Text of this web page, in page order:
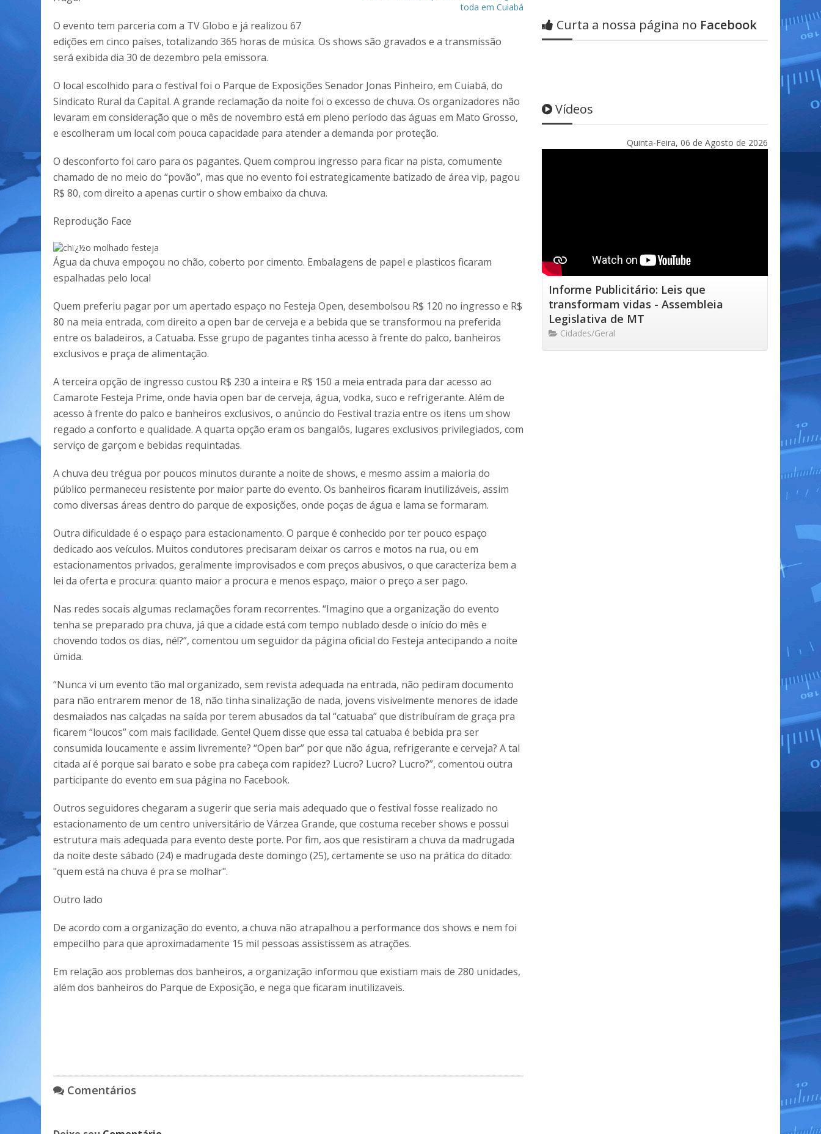
toda em Cuiabá
O evento tem parceria com a TV Globo e já realizou 67
edições em cinco países, totalizando 365 horas de música. Os shows são gravados e a transmissão
será exibida dia 30 de dezembro pela emissora.
O local escolhido para o festival foi o Parque de Exposições Senador Jonas Pinheiro, em Cuiabá, do
Sindicato Rural da Capital. A grande reclamação da noite foi o excesso de chuva. Os organizadores não
levaram em consideração que o mês de novembro está em pleno período das águas em Mato Grosso,
e escolheram um local com pouca capacidade para atender a demanda por proteção.
O desconforto foi caro para os pagantes. Quem comprou ingresso para ficar na pista, comumente
chamado de no meio do “povão”, mas que no evento foi estrategicamente batizado de área vip, pagou
R$ 80, com direito a apenas curtir o show embaixo da chuva.
Reprodução Face
Água da chuva empoçou no chão, coberto por cimento. Embalagens de papel e plasticos ficaram
espalhadas pelo local
Quem preferiu pagar por um apertado espaço no Festeja Open, desembolsou R$ 120 no ingresso e R$
80 na meia entrada, com direito a open bar de cerveja e a bebida que se transformou na preferida
entre os baladeiros, a Catuaba. Esse grupo de pagantes tinha acesso à frente do palco, banheiros
exclusivos e praça de alimentação.
A terceira opção de ingresso custou R$ 230 a inteira e R$ 150 a meia entrada para dar acesso ao
Camarote Festeja Prime, onde havia open bar de cerveja, água, vodka, suco e refrigerante. Além de
acesso à frente do palco e banheiros exclusivos, o anúncio do Festival trazia entre os itens um show
regado a conforto e qualidade. A quarta opção eram os bangalôs, lugares exclusivos privilegiados, com
serviço de garçom e bebidas requintadas.
A chuva deu trégua por poucos minutos durante a noite de shows, e mesmo assim a maioria do
público permaneceu resistente por maior parte do evento. Os banheiros ficaram inutilizáveis, assim
como diversas áreas dentro do parque de exposições, onde poças de água e lama se formaram.
Outra dificuldade é o espaço para estacionamento. O parque é conhecido por ter pouco espaço
dedicado aos veículos. Muitos condutores precisaram deixar os carros e motos na rua, ou em
estacionamentos privados, geralmente improvisados e com preços abusivos, o que caracteriza bem a
lei da oferta e procura: quanto maior a procura e menos espaço, maior o preço a ser pago.
Nas redes socais algumas reclamações foram recorrentes. “Imagino que a organização do evento
tenha se preparado pra chuva, já que a cidade está com tempo nublado desde o início do mês e
chovendo todos os dias, né!?”, comentou um seguidor da página oficial do Festeja antecipando a noite
úmida.
“Nunca vi um evento tão mal organizado, sem revista adequada na entrada, não pediram documento
para não entrarem menor de 18, não tinha sinalização de nada, jovens visivelmente menores de idade
desmaiados nas calçadas na saída por terem abusados da tal “catuaba” que distribuíram de graça pra
ficarem “loucos” com mais facilidade. Gente! Quem disse que essa tal catuaba é bebida pra ser
consumida loucamente e assim livremente? “Open bar” por que não água, refrigerante e cerveja? A tal
citada aí é porque sai barato e sobe pra cabeça com rapidez? Lucro? Lucro? Lucro?”, comentou outra
participante do evento em sua página no Facebook.
Outros seguidores chegaram a sugerir que seria mais adequado que o festival fosse realizado no
estacionamento de um centro universitário de Várzea Grande, que costuma receber shows e possui
estrutura mais adequada para evento deste porte. Por fim, aos que resistiram a chuva da madrugada
da noite deste sábado (24) e madrugada deste domingo (25), certamente se uso na prática do ditado:
"quem está na chuva é pra se molhar".
Outro lado
De acordo com a organização do evento, a chuva não atrapalhou a performance dos shows e nem foi
empecilho para que aproximadamente 15 mil pessoas assistissem as atrações.
Em relação aos problemas dos banheiros, a organização informou que existiam mais de 280 unidades,
além dos banheiros do Parque de Exposição, e nega que ficaram inutilizaveis.
Comentários
Curta a nossa página no Facebook
Vídeos
Quinta-Feira, 06 de Agosto de 2026
Informe Publicitário: Leis que
transformam vidas - Assembleia
Legislativa de MT
Cidades/Geral